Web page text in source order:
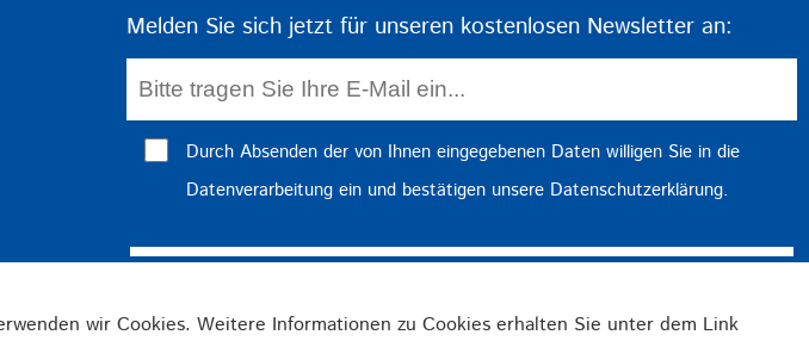
wir Cookies. Weitere Informationen zu Cookies erhalten Sie unter dem Link
Melden Sie sich jetzt für unseren kostenlosen Newsletter an:
Durch Absenden der von Ihnen eingegebenen Daten willigen Sie in die
Datenverarbeitung ein und bestätigen unsere Datenschutzerklärung.